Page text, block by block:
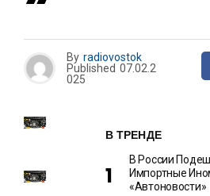
By radiovostok
Published 07.02.2
025
В ТРЕНДЕ
В России
Импортные
«Автоновости»